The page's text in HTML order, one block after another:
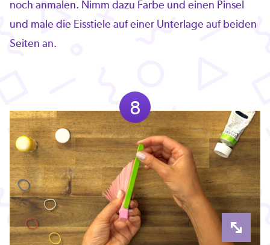
noch anmalen. Nimm dazu Farbe und einen Pinsel
und male die Eisstiele auf einer Unterlage auf beiden
Seiten an.
8